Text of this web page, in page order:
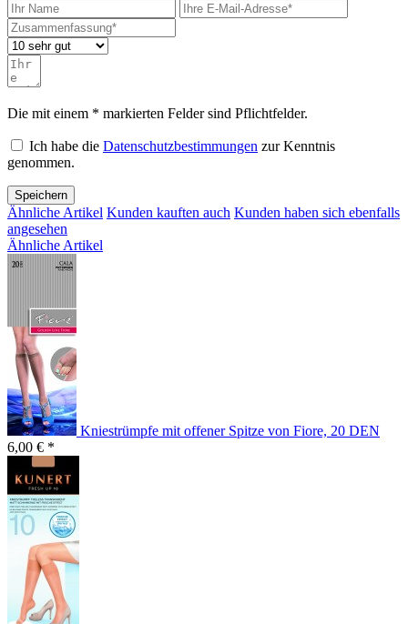
Die mit einem * markierten Felder sind Pflichtfelder.
Ich habe die Datenschutzbestimmungen zur Kenntnis
genommen.
Speichern
Ähnliche Artikel Kunden kauften auch Kunden haben sich ebenfalls
angesehen
Ähnliche Artikel
Kniestrümpfe mit offener Spitze von Fiore, 20 DEN
6,00 € *